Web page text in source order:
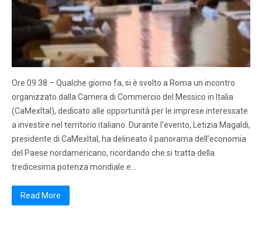
Ore 09.38 – Qualche giorno fa, si è svolto a Roma un incontro
organizzato dalla Camera di Commercio del Messico in Italia
(CaMexItal), dedicato alle opportunità per le imprese interessate
a investire nel territorio italiano. Durante l’evento, Letizia Magaldi,
presidente di CaMexItal, ha delineato il panorama dell’economia
del Paese nordamericano, ricordando che si tratta della
tredicesima potenza mondiale e…
Read More